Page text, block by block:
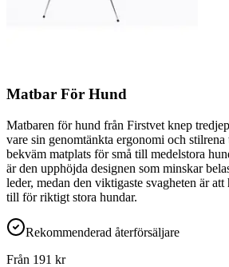
Matbar För Hund
Matbaren för hund från Firstvet knep
vare sin genomtänkta ergonomi och stilrena
bekväm matplats för små till medelstora
är den upphöjda designen som minskar
leder, medan den viktigaste svagheten är
till för riktigt stora hundar.
Rekommenderad återförsäljare
Från 191 kr